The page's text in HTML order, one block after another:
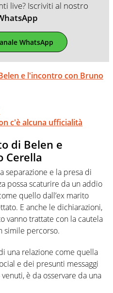
live? Iscriviti al nostro
WhatsApp
e l'incontro con Bruno
c'è alcuna ufficialità
di Belen e
Cerella
separazione e la presa di
possa scaturire da un addio
quello dall’ex marito
E anche le dichiarazioni,
vanno trattate con la cautela
simile percorso.
una relazione come quella
e dei presunti messaggi
è da osservare da una